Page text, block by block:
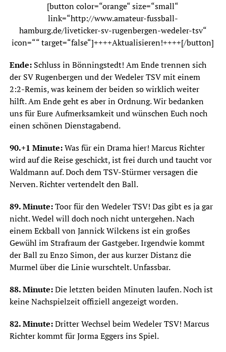
[button color=“orange“ size=“small“
link=“http://www.amateur-fussball-
hamburg.de/liveticker-sv-rugenbergen-wedeler-tsv“
icon=““ target=“false“]++++Aktualisieren!++++[/button]
Ende: Schluss in Bönningstedt! Am Ende trennen sich
der SV Rugenbergen und der Wedeler TSV mit einem
2:2-Remis, was keinem der beiden so wirklich weiter
hilft. Am Ende geht es aber in Ordnung. Wir bedanken
uns für Eure Aufmerksamkeit und wünschen Euch noch
einen schönen Dienstagabend.
90.+1 Minute:Was für ein Drama hier! Marcus Richter
wird auf die Reise geschickt, ist frei durch und taucht vor
Waldmann auf. Doch dem TSV-Stürmer versagen die
Nerven. Richter vertendelt den Ball.
89. Minute:Toor für den Wedeler TSV! Das gibt es ja gar
nicht. Wedel will doch noch nicht untergehen. Nach
einem Eckball von Jannick Wilckens ist ein großes
Gewühl im Strafraum der Gastgeber. Irgendwie kommt
der Ball zu Enzo Simon, der aus kurzer Distanz die
Murmel über die Linie wurschtelt. Unfassbar.
88. Minute:Die letzten beiden Minuten laufen. Noch ist
keine Nachspielzeit offiziell angezeigt worden.
82. Minute:Dritter Wechsel beim Wedeler TSV! Marcus
Richter kommt für Jorma Eggers ins Spiel.